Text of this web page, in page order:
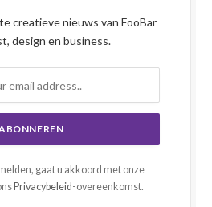
creatieve nieuws van FooBar
design en business.
gaat u akkoord met onze
Privacybeleid -overeenkomst.